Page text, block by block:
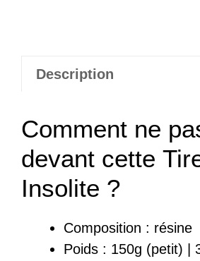
Description
Comment ne
devant cette
Insolite ?
Composition : résine
Poids : 150g (petit) |